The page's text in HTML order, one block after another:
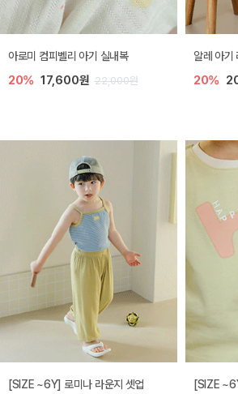
아로미 컴피벨리 아기 실내복
20% 17,600원 22,000원
알레 아기
20%
[SIZE ~6Y] 로미나 라운지 셋업 [SIZE